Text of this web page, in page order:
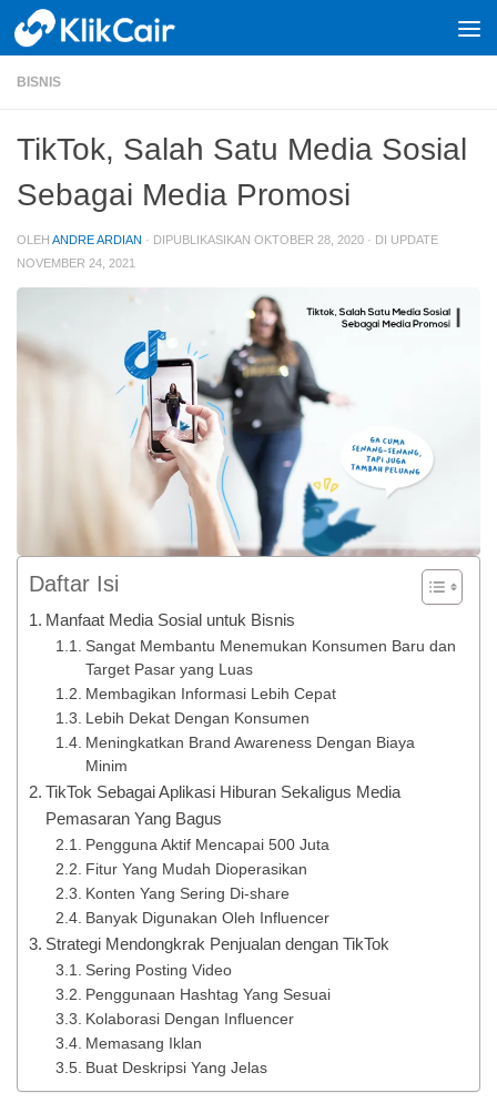
Skip to content
BISNIS
TikTok, Salah Satu Media Sosial
Sebagai Media Promosi
OLEH ANDRE ARDIAN · DIPUBLIKASIKAN OKTOBER 28, 2020 · DI UPDATE
NOVEMBER 24, 2021
Daftar Isi
Manfaat Media Sosial untuk Bisnis
Sangat Membantu Menemukan Konsumen Baru dan
Target Pasar yang Luas
Membagikan Informasi Lebih Cepat
Lebih Dekat Dengan Konsumen
Meningkatkan Brand Awareness Dengan Biaya
Minim
TikTok Sebagai Aplikasi Hiburan Sekaligus Media
Pemasaran Yang Bagus
Pengguna Aktif Mencapai 500 Juta
Fitur Yang Mudah Dioperasikan
Konten Yang Sering Di-share
Banyak Digunakan Oleh Influencer
Strategi Mendongkrak Penjualan dengan TikTok
Sering Posting Video
Penggunaan Hashtag Yang Sesuai
Kolaborasi Dengan Influencer
Memasang Iklan
Buat Deskripsi Yang Jelas